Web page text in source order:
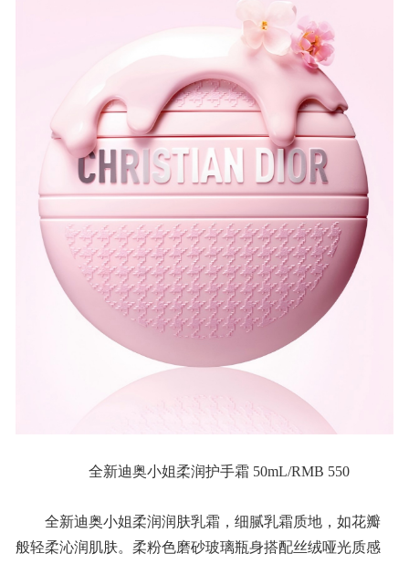
全新迪奥小姐柔润护手霜 50mL/RMB 550
全新迪奥小姐柔润润肤乳霜，细腻乳霜质地，如花瓣
般轻柔沁润肌肤。柔粉色磨砂玻璃瓶身搭配丝绒哑光质感